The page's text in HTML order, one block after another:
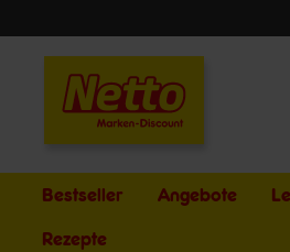
Bestseller Angebote
Rezepte